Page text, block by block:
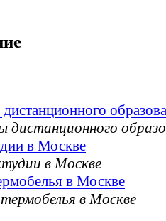
в Москве
в Москве